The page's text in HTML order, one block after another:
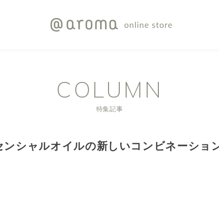
COLUMN
特集記事
シャルオイルの新しいコンビネーショ